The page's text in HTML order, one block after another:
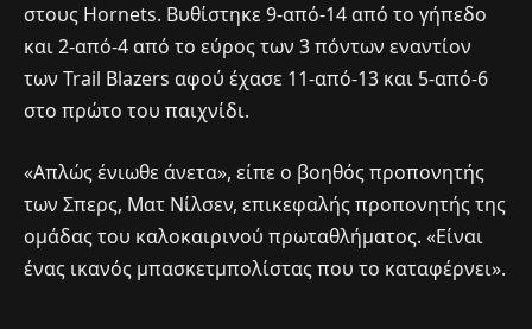
στους Hornets. Βυθίστηκε 9-από-14 από το γήπεδο
και 2-από-4 από το εύρος των 3 πόντων εναντίον
των Trail Blazers αφού έχασε 11-από-13 και 5-από-6
στο πρώτο του παιχνίδι.
«Απλώς ένιωθε άνετα», είπε ο βοηθός προπονητής
των Σπερς, Ματ Νίλσεν, επικεφαλής προπονητής της
ομάδας του καλοκαιρινού πρωταθλήματος. «Είναι
ένας ικανός μπασκετμπολίστας που το καταφέρνει».